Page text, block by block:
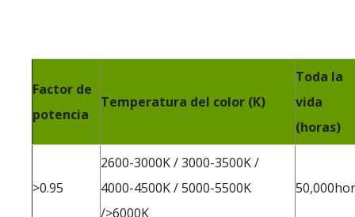
Factor de
potencia
Temperatura del color (K)
Toda la
vida
(horas)
>0.95
2600-3000K / 3000-3500K /
4000-4500K / 5000-5500K
/>6000K